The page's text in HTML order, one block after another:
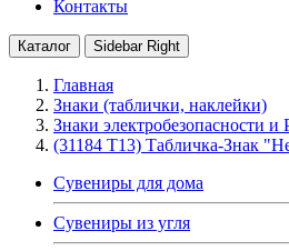
Контакты
Каталог Sidebar Right
Главная
Знаки (таблички, наклейки)
Знаки электробезопасности и
(31184 T13) Табличка-Знак
Сувениры для дома
Сувениры из угля